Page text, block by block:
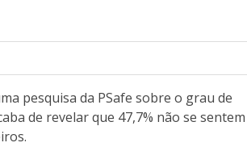
pesquisa da PSafe sobre o grau de
de revelar que 47,7% não se sentem